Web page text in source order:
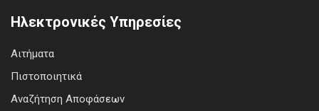
Ηλεκτρονικές Υπηρεσίες
Αιτήματα
Πιστοποιητικά
Αναζήτηση Αποφάσεων